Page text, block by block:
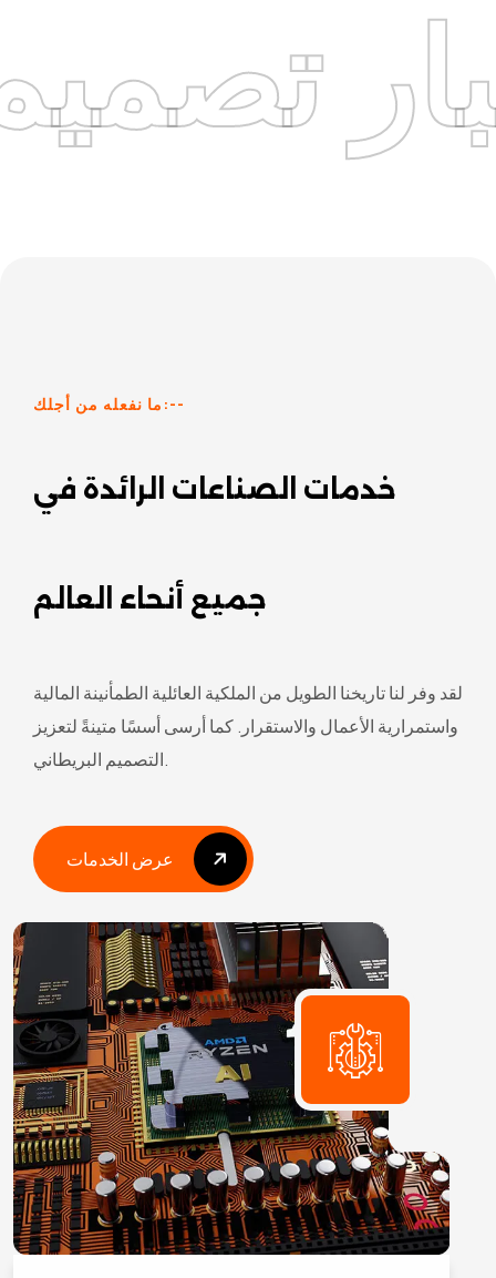
ما نفعله من أجلك:--
خدمات الصناعات الرائدة في
جميع أنحاء العالم
لقد وفر لنا تاريخنا الطويل من الملكية العائلية الطمأنينة المالية
واستمرارية الأعمال والاستقرار. كما أرسى أسسًا متينةً لتعزيز
التصميم البريطاني.